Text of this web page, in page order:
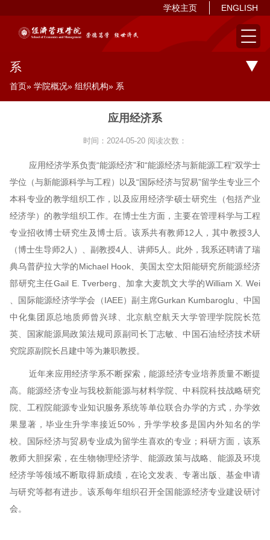
ENGLISH
学校主页
系
首页» 学院概况» 组织机构» 系
应用经济系
时间：2024-05-20 阅读次数：
应用经济学系负责“能源经济”和“能源经济与新能源工程”双学士
学位（与新能源科学与工程）以及“国际经济与贸易”留学生专业三个
本科专业的教学组织工作，以及应用经济学硕士研究生（包括产业
经济学）的教学组织工作。在博士生方面，主要在管理科学与工程
专业招收博士研究生及博士后。该系共有教师12人，其中教授3人
（博士生导师2人）、副教授4人、讲师5人。此外，我系还聘请了瑞
典乌普萨拉大学的Michael Hook、美国太空太阳能研究所能源经济
部研究主任Gail E. Tverberg、加拿大麦凯文大学的William X. Wei
、国际能源经济学学会（IAEE）副主席Gurkan Kumbaroglu、中国
中化集团原总地质师曾兴球、北京航空航天大学管理学院院长范
英、国家能源局政策法规司原副司长丁志敏、中国石油经济技术研
究院原副院长吕建中等为兼职教授。
近年来应用经济学系不断探索，能源经济专业培养质量不断提
高。能源经济专业与我校新能源与材料学院、中科院科技战略研究
院、工程院能源专业知识服务系统等单位联合办学的方式，办学效
果显著，毕业生升学率接近50%，升学学校多是国内外知名的学
校。国际经济与贸易专业成为留学生喜欢的专业；科研方面，该系
教师大胆探索，在生物物理经济学、能源政策与战略、能源及环境
经济学等领域不断取得新成绩，在论文发表、专著出版、基金申请
与研究等都有进步。该系每年组织召开全国能源经济专业建设研讨
会。